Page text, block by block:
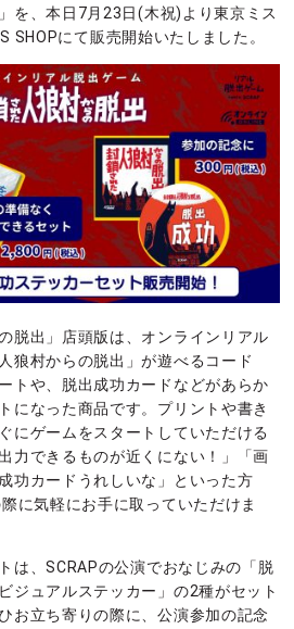
を、本日7月23日(木祝)より東京ミス
SHOPにて販売開始いたしました。
脱出」店頭版は、オンラインリアル
狼村からの脱出」が遊べるコード
トや、脱出成功カードなどがあらか
になった商品です。プリントや書き
にゲームをスタートしていただける
力できるものが近くにない！」「画
功カードうれしいな」といった方
に気軽にお手に取っていただけま
は、SCRAPの公演でおなじみの「脱
ジュアルステッカー」の2種がセット
お立ち寄りの際に、公演参加の記念